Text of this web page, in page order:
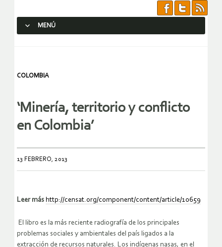
MENÚ
COLOMBIA
‘Minería, territorio y conflicto
en Colombia’
13 FEBRERO, 2013
Leer más http://censat.org/component/content/article/10659
El libro es la más reciente radiografía de los principales
problemas sociales y ambientales del país ligados a la
extracción de recursos naturales. Los indígenas nasas, en el